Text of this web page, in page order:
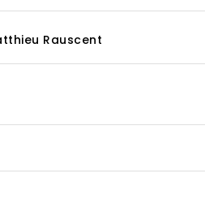
Rauscent